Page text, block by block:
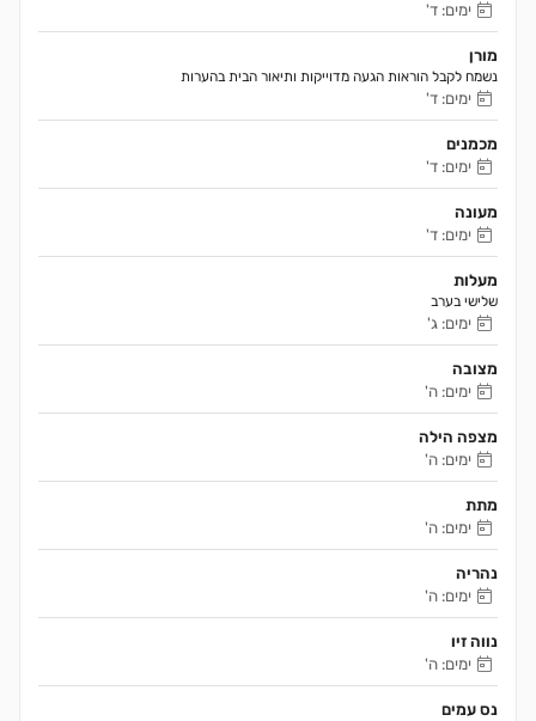
ימים: ד'
מורן
נשמח לקבל הוראות הגעה מדוייקות ותיאור הבית בהערות
ימים: ד'
מכמנים
ימים: ד'
מעונה
ימים: ד'
מעלות
שלישי בערב
ימים: ג'
מצובה
ימים: ה'
מצפה הילה
ימים: ה'
מתת
ימים: ה'
נהריה
ימים: ה'
נווה זיו
ימים: ה'
נס עמים